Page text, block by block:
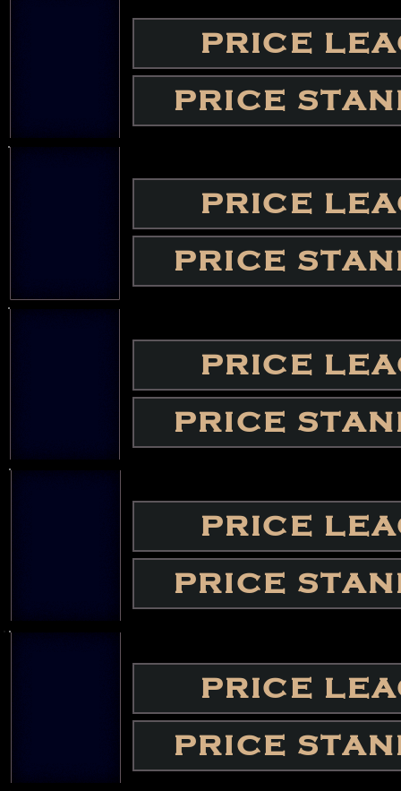
PRICE
PRICE
PRICE
PRICE
PRICE
PRICE
PRICE
PRICE
PRICE
PRICE